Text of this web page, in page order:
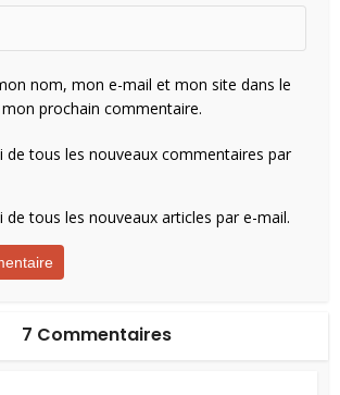
nom, mon e-mail et mon site dans le
prochain commentaire.
de tous les nouveaux commentaires par
de tous les nouveaux articles par e-mail.
7 Commentaires